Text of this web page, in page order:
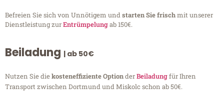
Befreien Sie sich von Unnötigem undstarten Sie frischmit unserer
Dienstleistung zurEntrümpelungab 150€.
Beiladung | ab 50€
Nutzen Sie diekosteneffiziente OptionderBeiladungfür Ihren
Transport zwischen Dortmund und Miskolc schon ab 50€.